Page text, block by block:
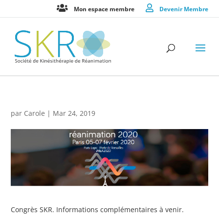
Mon espace membre Devenir Membre
par Carole | Mar 24, 2019
Congrès SKR. Informations complémentaires à venir.